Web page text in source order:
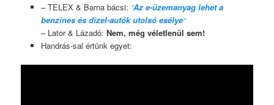
– TELEX & Barna bácsi: “Az e-üzemanyag lehet a
benzines és dízel-autók utolsó esélye“
– Lator & Lázadó: Nem, még véletlenül sem!
Handrás-sal értünk egyet: